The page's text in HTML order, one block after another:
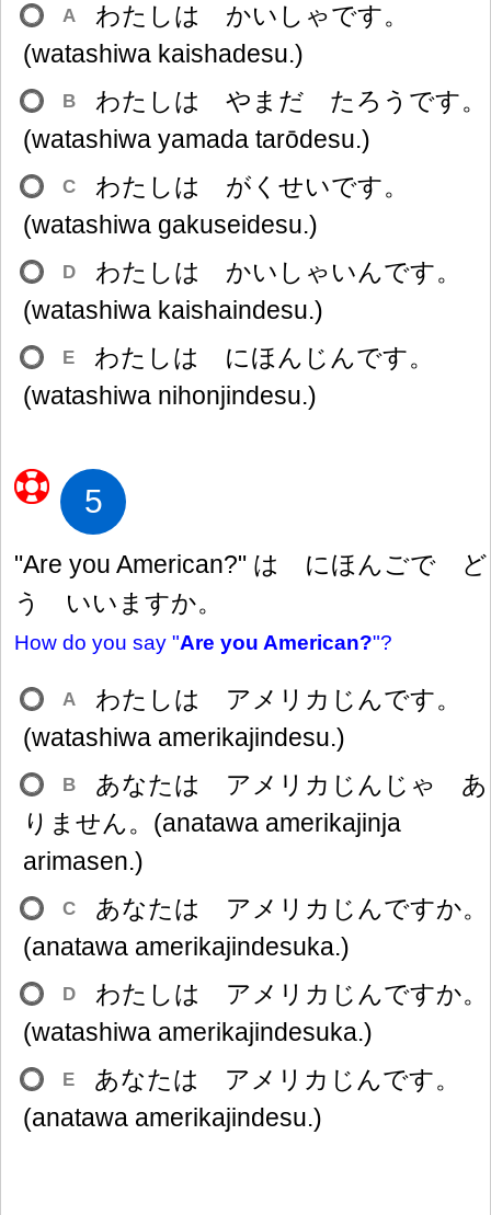
A
わたしは かいしゃです。
(watashiwa kaishadesu.)
B
わたしは やまだ たろうです。
(watashiwa yamada tarōdesu.)
C
わたしは がくせいです。
(watashiwa gakuseidesu.)
D
わたしは かいしゃいんです。
(watashiwa kaishaindesu.)
E
わたしは にほんじんです。
(watashiwa nihonjindesu.)
5
"Are you American?" は にほんごで ど
う いいますか。
How do you say "Are you American?"?
A
わたしは アメリカじんです。
(watashiwa amerikajindesu.)
B
あなたは アメリカじんじゃ あ
りません。(anatawa amerikajinja
arimasen.)
C
あなたは アメリカじんですか。
(anatawa amerikajindesuka.)
D
わたしは アメリカじんですか。
(watashiwa amerikajindesuka.)
E
あなたは アメリカじんです。
(anatawa amerikajindesu.)